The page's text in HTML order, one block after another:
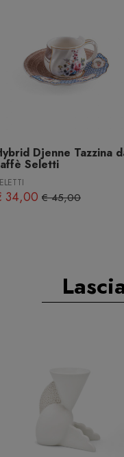
Djenne Tazzina
Seletti
34,00 € 45,00